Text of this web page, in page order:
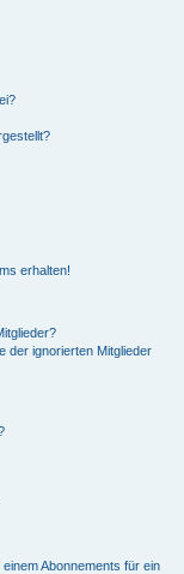
erhalten!
der ignorierten Mitglieder
Abonnements für ein